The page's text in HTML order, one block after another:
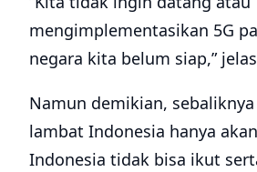
mengimplementasikan 5G
negara kita belum siap,”
Namun demikian,
lambat Indonesia hanya
Indonesia tidak bisa ikut